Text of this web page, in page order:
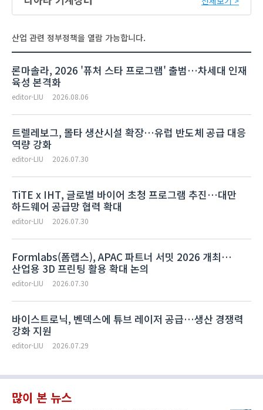
산업 관련 정부정책을 열람 가능합니다.
론마솔라, 2026 '퓨처 스타 프로그램' 출범…차세대 인재
육성 본격화
editor-LIU 2026.08.06
트렐레보그, 몰타 생산시설 확장…유럽 반도체 공급 대응
역량 강화
editor-LIU 2026.07.30
TiTE x IHT, 글로벌 바이어 초청 프로그램 추진…대만
하드웨어 공급망 협력 확대
editor-LIU 2026.07.30
Formlabs(폼랩스), APAC 파트너 서밋 2026 개최…
산업용 3D 프린팅 활용 확대 논의
editor-LIU 2026.07.30
바이스트로닉, 벤덱스에 튜브 레이저 공급…생산 경쟁력
강화 지원
editor-LIU 2026.07.29
많이 본 뉴스